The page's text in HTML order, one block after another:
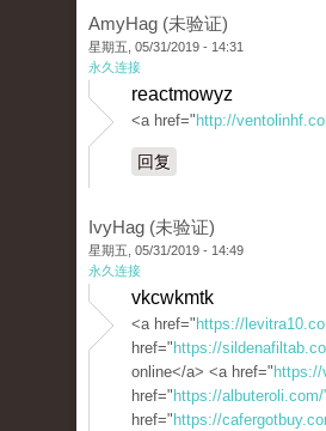
AmyHag (未验证)
星期五, 05/31/2019 - 14:31
永久连接
reactmowyz
<a href=" http://
回复
IvyHag (未验证)
星期五, 05/31/2019 - 14:49
永久连接
vkcwkmtk
<a href=" https://
href=" https://
online</a> <a href="
href=" https://
href=" https://